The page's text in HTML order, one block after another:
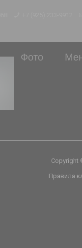
Фото
Copyright
Правила